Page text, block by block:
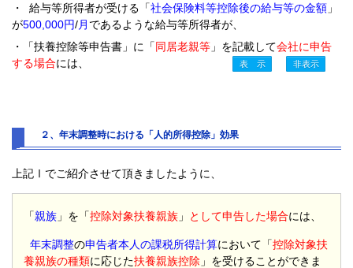
・ 給与等所得者が受ける「社会保険料等控除後の給与等の金額 」
が500,000円/月 であるような給与等所得者が、
・「扶養控除等申告書」に「同居老親等 」を記載して会社に申告
する場合には、
２、年末調整時における「人的所得控除」効果
上記Ⅰでご紹介させて頂きましたように、
「親族 」を「控除対象扶養親族 」 として申告した場合には、
年末調整の申告者本人の課税所得計算において「控除対象扶
養親族の種類に応じた扶養親族控除 」を受けることができま